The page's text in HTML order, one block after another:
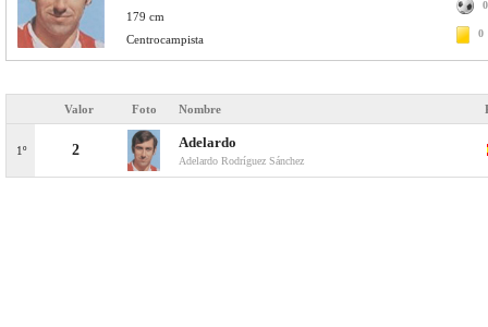
0
0
179 cm
Centrocampista
Valor Foto Nombre
1º 2 Adelardo
Adelardo Rodríguez Sánchez